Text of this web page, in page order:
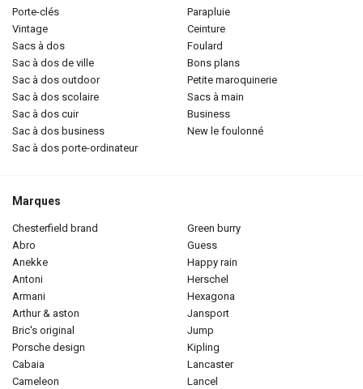
porte-clés
vintage
sacs à dos
sac à dos de ville
sac à dos outdoor
sac à dos scolaire
sac à dos cuir
sac à dos business
sac à dos porte-ordinateur
parapluie
ceinture
foulard
bons plans
petite maroquinerie
sacs à main
business
new le foulonné
Marques
chesterfield brand
abro
anekke
antoni
armani
arthur & aston
bric's original
porsche design
cabaia
cameleon
green burry
guess
happy rain
herschel
hexagona
jansport
jump
kipling
lancaster
lancel